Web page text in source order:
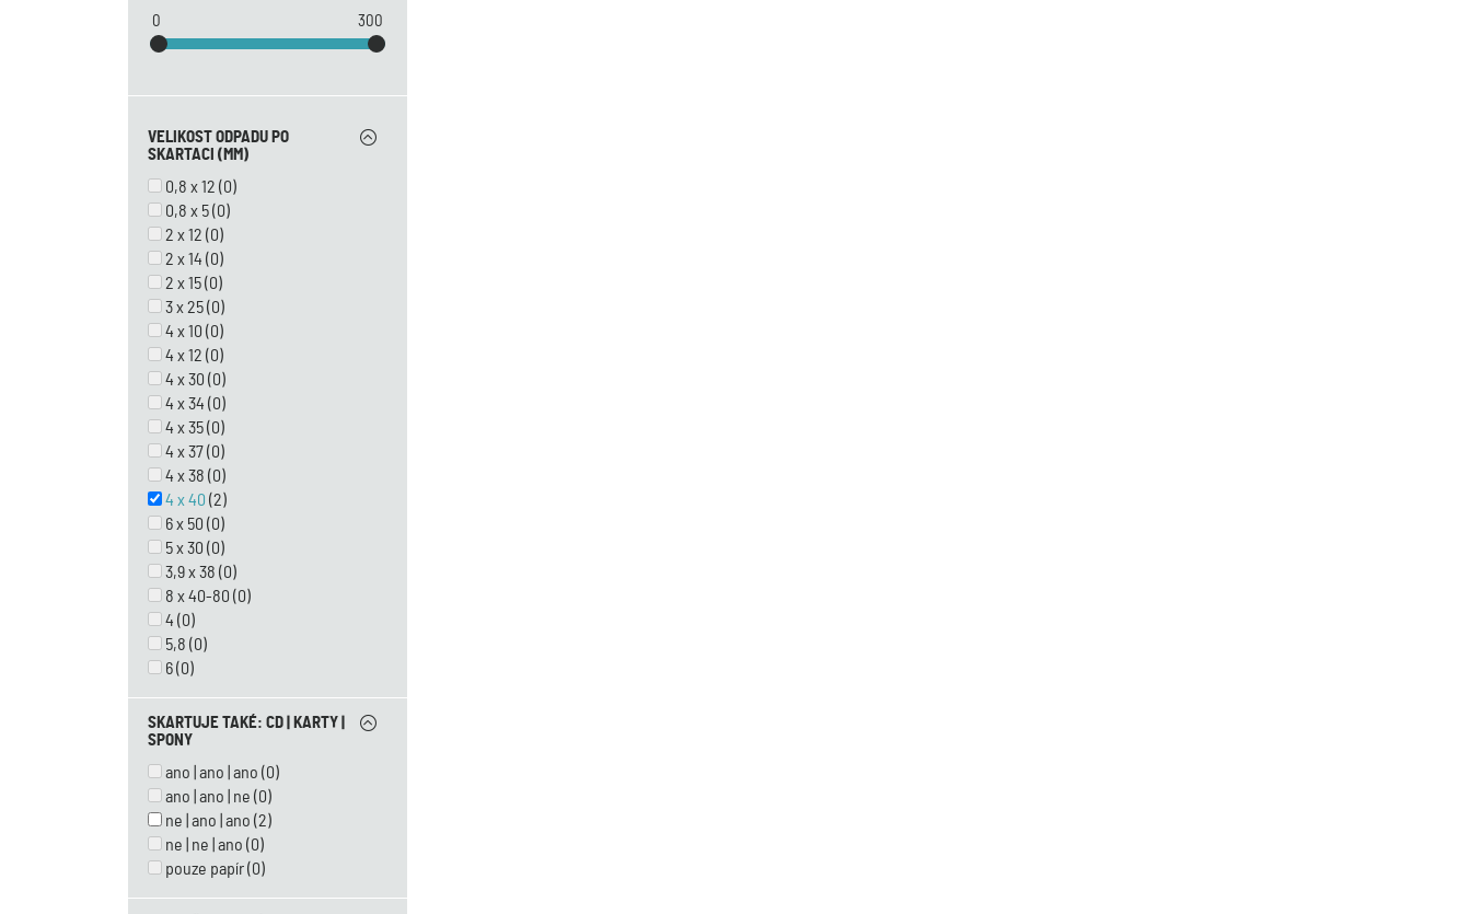
0 300
VELIKOST ODPADU PO
SKARTACI (MM)
0,8 x 12 (0)
0,8 x 5(0)
2 x 12 (0)
2 x 14 (0)
2 x 15(0)
3 x 25(0)
4 x 10 (0)
4 x 12 (0)
4 x 30 (0)
4 x 34 (0)
4 x 35(0)
4 x 37(0)
4 x 38 (0)
4 x 40 (2)
6 x 50 (0)
5 x 30 (0)
3,9 x 38 (0)
8 x 40-80 (0)
4 (0)
5,8 (0)
6(0)
SKARTUJE TAKÉ: CD | KARTY |
SPONY
ano | ano | ano (0)
ano | ano | ne (0)
ne | ano | ano (2)
ne | ne | ano (0)
pouze papír(0)